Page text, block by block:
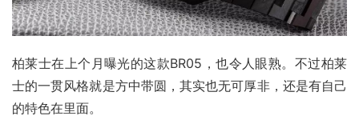
柏莱士在上个月曝光的这款BR05，也令人眼熟。不过柏莱
士的一贯风格就是方中带圆，其实也无可厚非，还是有自己
的特色在里面。